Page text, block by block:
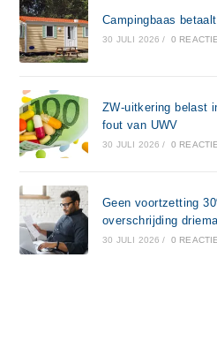
Campingbaas
30 JULI 2026 / 0
ZW-uitkering belast
fout van UWV
30 JULI 2026 / 0
Geen voortzetting
overschrijding
30 JULI 2026 / 0